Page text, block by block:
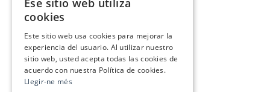
Ese sitio web utiliza
cookies
Este sitio web usa cookies para mejorar la
experiencia del usuario. Al utilizar nuestro
sitio web, usted acepta todas las cookies de
acuerdo con nuestra Política de cookies.
Llegir-ne més